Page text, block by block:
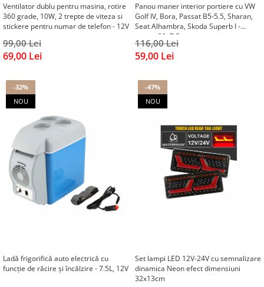
Ventilator dublu pentru masina, rotire
360 grade, 10W, 2 trepte de viteza si
stickere pentru numar de telefon - 12V
99,00 Lei
69,00 Lei
Panou maner interior portiere cu VW
Golf IV, Bora, Passat B5-5.5, Sharan,
Seat Alhambra, Skoda Superb I -
negru, 30x7.5 cm
116,00 Lei
59,00 Lei
-32%
NOU
Ladă frigorifică auto electrică cu
funcție de răcire și încălzire - 7.5L, 12V
-47%
NOU
Set lampi LED 12V-24V cu semnalizare
dinamica Neon efect dimensiuni
32x13cm